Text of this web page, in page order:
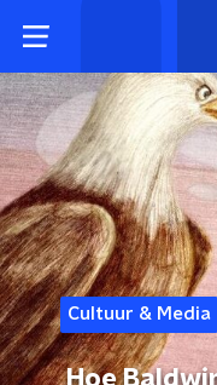
Cultuur & Media
Hoe